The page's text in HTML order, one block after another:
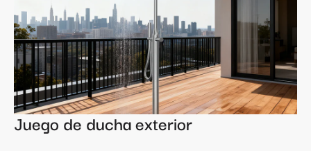
Juego de ducha exterior